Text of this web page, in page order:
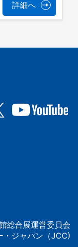
詳細へ
総合展運営委員会
・ジャパン（JCC)